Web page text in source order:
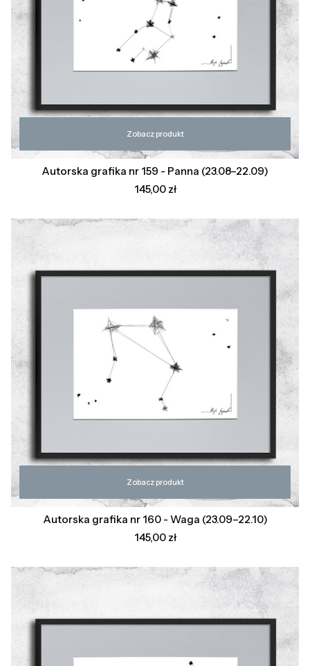
Zobacz produkt
Autorska grafika nr 159 - Panna (23.08–22.09)
Cena
145,00 zł
Zobacz produkt
Autorska grafika nr 160 - Waga (23.09–22.10)
Cena
145,00 zł